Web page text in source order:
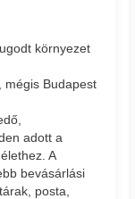
környezet
mégis Budapest
adott a
A
bevásárlási
posta,